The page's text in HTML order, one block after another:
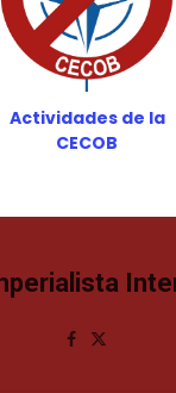
Actividades de la
CECOB